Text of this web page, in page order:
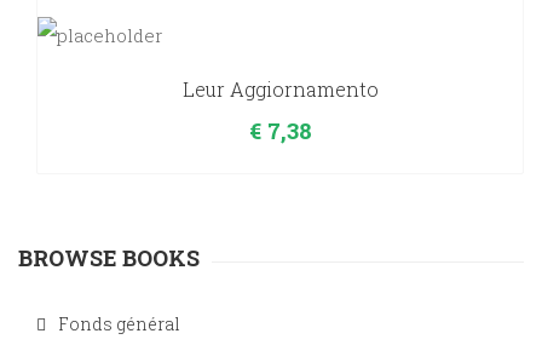
Leur Aggiornamento
€7,38
BROWSE BOOKS
Fonds général